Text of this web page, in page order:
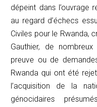
dépeint dans l’ouvrage
au regard d’échecs
Civiles pour le Rwanda,
Gauthier, de
preuve ou de
Rwanda qui ont été
l’acquisition de la
génocidaires